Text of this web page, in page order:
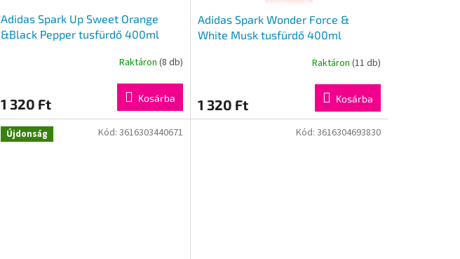
Adidas Spark Up Sweet Orange
&Black Pepper tusfürdő 400ml
Raktáron (8 db)
1 320 Ft Kosárba
Adidas Spark Wonder Force &
White Musk tusfürdő 400ml
Raktáron (11 db)
1 320 Ft Kosárba
Újdonság Kód: 3616303440671 Kód: 3616304693830